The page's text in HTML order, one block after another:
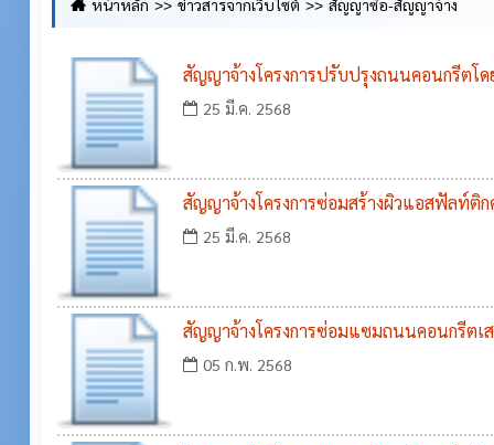
สัญญาจ้างโครงการปรับปรุงถนนคอนกรีตโ
รหัสทางหลวงท้องถิ่น บร.ถ ๑๕๙ - ๐๐๕ สา
๐.๐๕ เมตร หรือมีพื้นที่ ไม่น้อยกว่า ๙,๗๐๐
บริหาร ส่วน
25 มี.ค. 2568
สัญญาจ้างโครงการซ่อมสร้างผิวแอสฟัลท์ติ
Pavement In place Recycling) รหัสทาง
กว้าง ๖ เมตร ยาว ๓๖๐ เมตร หนา ๐.๐๕
๒,๑๖๐ ตารางเ
25 มี.ค. 2568
สัญญาจ้างโครงการซ่อมแซมถนนคอนกรีตเ
๖ ถึงบ้านติม หมู่ที่ ๗ ตำบลศรีภูมิ อำเภอกระ
05 ก.พ. 2568